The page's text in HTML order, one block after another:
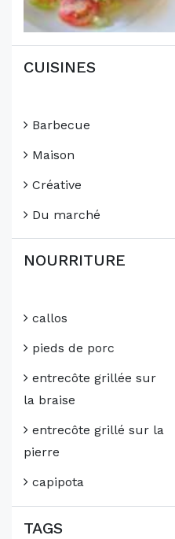
CUISINES
Barbecue
Maison
Créative
Du marché
NOURRITURE
callos
pieds de porc
entrecôte grillée sur
la braise
entrecôte grillé sur la
pierre
capipota
TAGS